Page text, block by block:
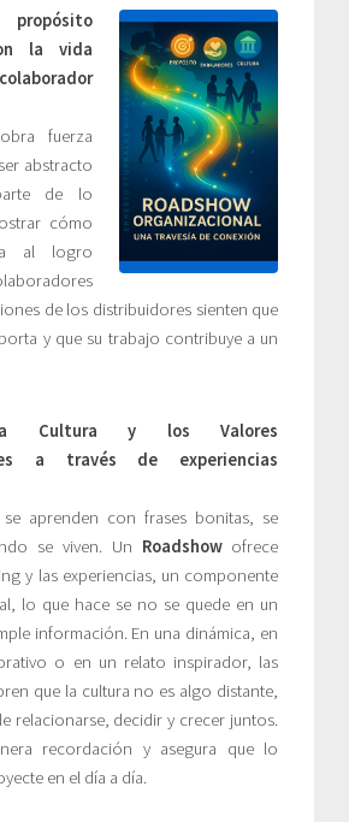
la vida
fuerza
abstracto
de lo
cómo
al logro
de los distribuidores sienten que
y que su trabajo contribuye a un
la Cultura y los Valores
a través de experiencias
aprenden con frases bonitas, se
se viven. Un Roadshowofrece
y las experiencias, un componente
lo que hace se no se quede en un
información. En una dinámica, en
o en un relato inspirador, las
que la cultura no es algo distante,
relacionarse, decidir y crecer juntos.
recordación y asegura que lo
en el día a día.